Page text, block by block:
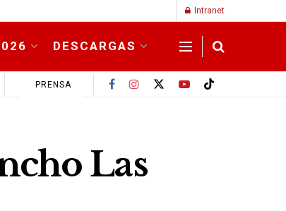
Intranet
DESCARGAS
PRENSA
Las